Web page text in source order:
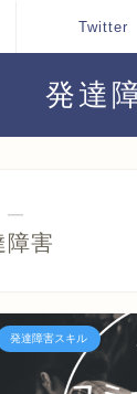
Twitter
発達
―
障害
発達障害スキル